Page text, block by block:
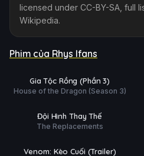
licensed under CC-BY-SA, full
Wikipedia.
Phim của Rhys Ifans
5/8
Gia Tộc Rồng (Phần 3)
House of the Dragon (Season 3)
Lẻ
Đội Hình Thay Thế
The Replacements
Phim Lẻ
HDVenom: Kèo Cuối (Trailer)